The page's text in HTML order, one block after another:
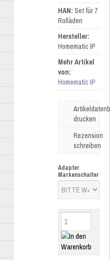
HAN: Set für 7
Rolläden
Hersteller:
Homematic IP
Mehr Artikel
von:
Homematic IP
drucken
Rezension
schreiben
Adapter
Markenschalter